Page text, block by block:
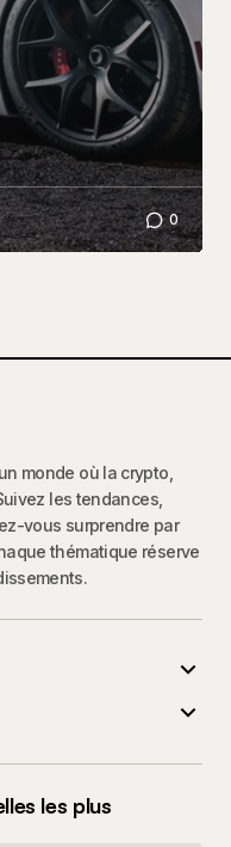
0
monde où la crypto,
les tendances,
vous surprendre par
thématique réserve
les plus